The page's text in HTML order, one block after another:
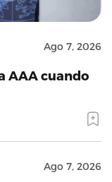
Ago 7, 2026
AAA cuando
Ago 7, 2026